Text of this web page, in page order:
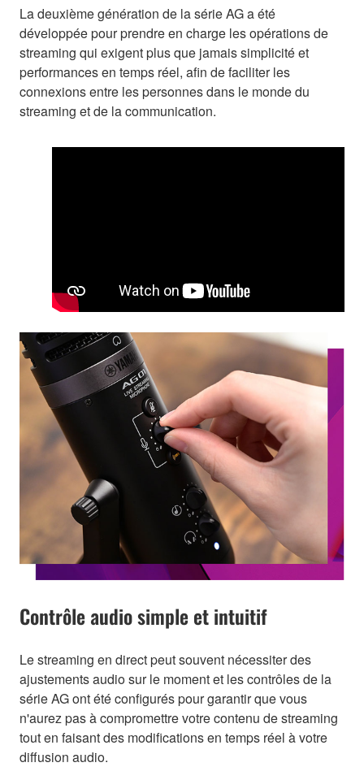
La deuxième génération de la série AG a été
développée pour prendre en charge les opérations de
streaming qui exigent plus que jamais simplicité et
performances en temps réel, afin de faciliter les
connexions entre les personnes dans le monde du
streaming et de la communication.
Contrôle audio simple et intuitif
Le streaming en direct peut souvent nécessiter des
ajustements audio sur le moment et les contrôles de la
série AG ont été configurés pour garantir que vous
n'aurez pas à compromettre votre contenu de streaming
tout en faisant des modifications en temps réel à votre
diffusion audio.